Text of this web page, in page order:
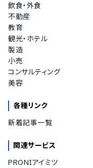
飲食・外食
不動産
教育
観光・ホテル
製造
小売
コンサルティング
美容
各種リンク
新着記事一覧
関連サービス
PRONIアイミツ